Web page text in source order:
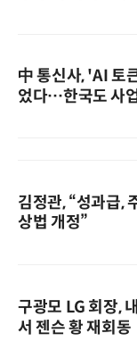
中 통신사, 'AI 토
었다…한국도 사
김정관, “성과급,
상법 개정”
구광모 LG 회장,
서 젠슨 황 재회동